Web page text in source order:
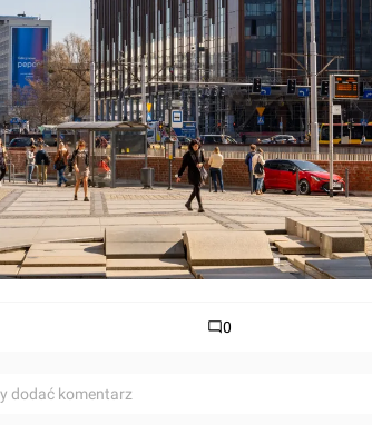
0
dodać komentarz